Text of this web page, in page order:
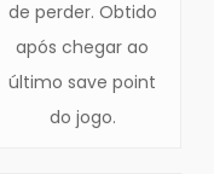
de perder. Obtido
após chegar ao
último save point
do jogo.